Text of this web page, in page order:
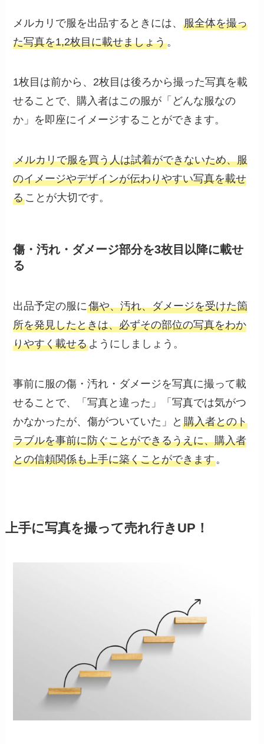
メルカリで服を出品するときには、服全体を撮っ
た写真を1,2枚目に載せましょう。
1枚目は前から、2枚目は後ろから撮った写真を載
せることで、購入者はこの服が「どんな服なの
か」を即座にイメージすることができます。
メルカリで服を買う人は試着ができないため、服
のイメージやデザインが伝わりやすい写真を載せ
ることが大切です。
傷・汚れ・ダメージ部分を3枚目以降に載せ
る
出品予定の服に傷や、汚れ、ダメージを受けた箇
所を発見したときは、必ずその部位の写真をわか
りやすく載せるようにしましょう。
事前に服の傷・汚れ・ダメージを写真に撮って載
せることで、「写真と違った」「写真では気がつ
かなかったが、傷がついていた」と購入者とのト
ラブルを事前に防ぐことができるうえに、購入者
との信頼関係も上手に築くことができます。
上手に写真を撮って売れ行きUP！